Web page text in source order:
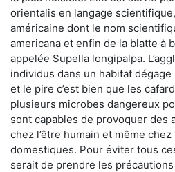
orientalis en langage
américaine dont le nom
americana et enfin de la blatte à
appelée Supella longipalpa.
individus dans un habitat
et le pire c’est bien que les
plusieurs microbes dangereux
sont capables de provoquer des
chez l’être humain et même
domestiques. Pour éviter tous
serait de prendre les